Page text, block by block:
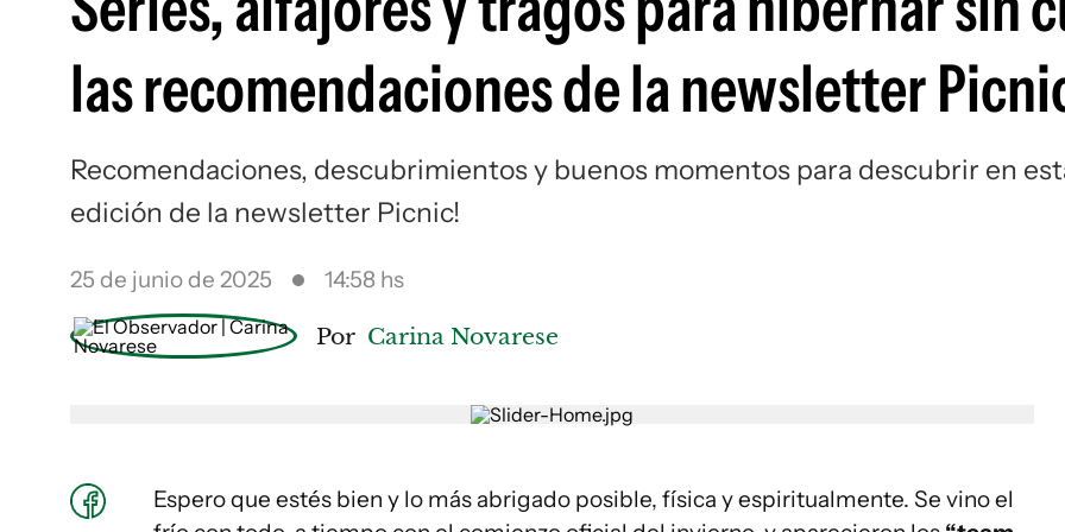
las recomendaciones de la newsletter
Recomendaciones, descubrimientos y buenos momentos para descubrir en
edición de la newsletter Picnic!
25 de junio de 2025 14:58 hs
Por Carina Novarese
Espero que estés bien y lo más abrigado posible, física y espiritualmente. Se vino el